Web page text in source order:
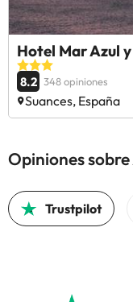
Hotel Mar Azul
8.2 348 opiniones
Suances, España
Opiniones
Trustpilot